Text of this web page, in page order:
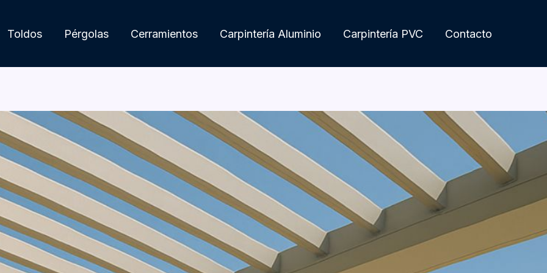
Toldos Pérgolas Cerramientos Carpintería Aluminio Carpintería PVC Contacto